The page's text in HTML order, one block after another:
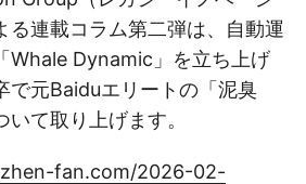
る連載コラム第二弾は、自動運
Whale Dynamic」を立ち上げ
で元Baiduエリートの「泥臭
て取り上げます。
fan.com/2026-02-